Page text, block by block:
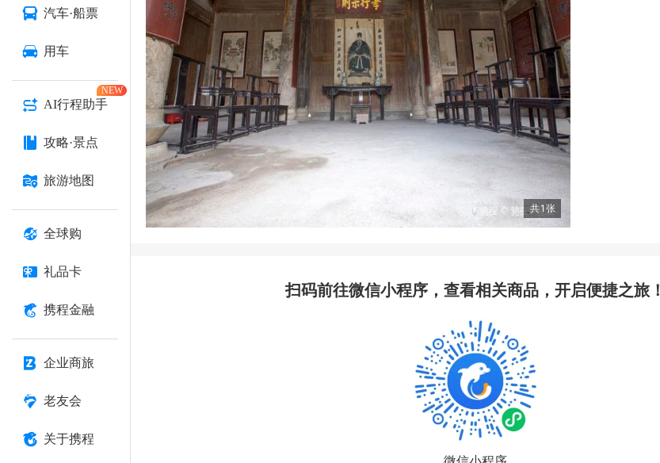
汽车·船票
用车
AI行程助手
NEW
攻略·景点
旅游地图
全球购
礼品卡
携程金融
企业商旅
老友会
关于携程
共1 张
扫码前往微信小程序，查看相关商品，开启便捷之旅！